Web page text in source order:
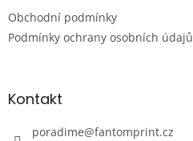
Obchodní podmínky
Podmínky ochrany osobních údajů
Kontakt
poradime@fantomprint.cz